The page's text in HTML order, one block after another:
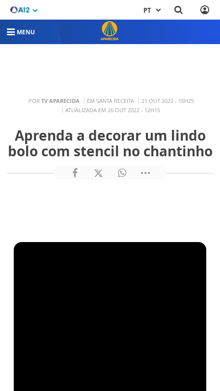
PT
MENU
POR TV APARECIDA EM SANTA RECEITA
21 OUT 2022 - 16H25
ATUALIZADA EM 26 OUT 2022 - 12H15
Aprenda a decorar um lindo
bolo com stencil no chantinho